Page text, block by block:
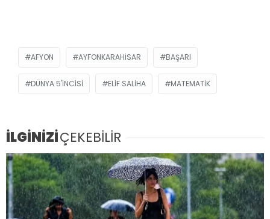
AFYON AYFONKARAHISAR BAŞARI
DÜNYA 5'INCISI ELIF SALIHA MATEMATIK
İLGİNİZİÇEKEBİLİR